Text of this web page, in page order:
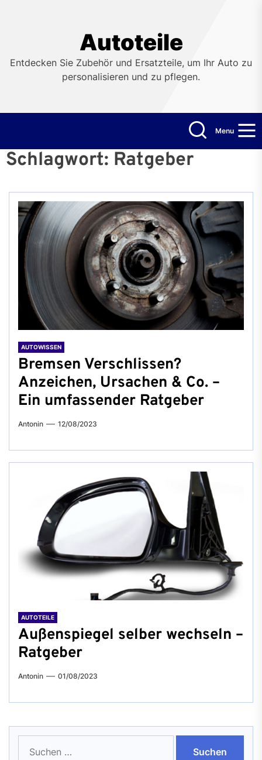
Autoteile
Entdecken Sie Zubehör und Ersatzteile, um Ihr Auto zu
personalisieren und zu pflegen.
Menu
Schlagwort: Ratgeber
AUTOWISSEN
Bremsen Verschlissen?
Anzeichen, Ursachen & Co. –
Ein umfassender Ratgeber
Antonin 12/08/2023
AUTOTEILE
Außenspiegel selber wechseln –
Ratgeber
Antonin 01/08/2023
nach: